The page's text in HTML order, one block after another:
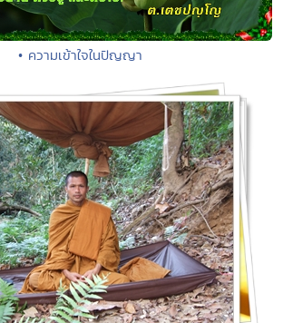
• ความเข้าใจในปัญญา